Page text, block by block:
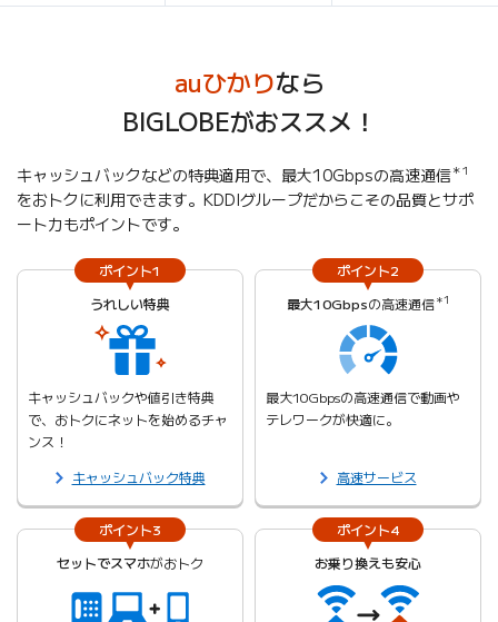
auひかりなら
BIGLOBEがおススメ！
キャッシュバックなどの特典適用で、最大10Gbpsの高速通信＊1
をおトクに利用できます。KDDIグループだからこその品質とサポ
ート力もポイントです。
ポイント1
うれしい特典
キャッシュバックや値引き特典
で、おトクにネットを始めるチャ
ンス！
キャッシュバック特典
ポイント2
最大10Gbpsの高速通信＊1
最大10Gbpsの高速通信で動画や
テレワークが快適に。
高速サービス
ポイント3
セットでスマホがおトク
ポイント4
お乗り換えも安心